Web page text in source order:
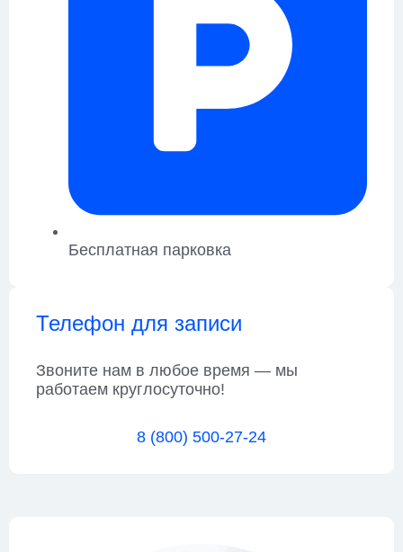
Бесплатная парковка
Телефон для записи
Звоните нам в любое время — мы
работаем круглосуточно!
8 (800) 500-27-24